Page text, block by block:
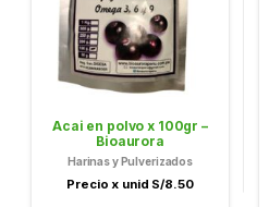
Acai en polvo x 100gr –
Bioaurora
Harinas y Pulverizados
Precio x unid S/8.50